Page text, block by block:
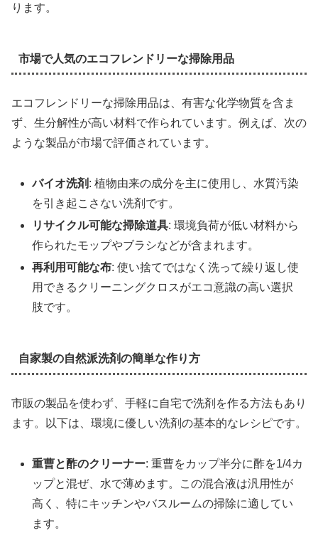
ります。
市場で人気のエコフレンドリーな掃除用品
エコフレンドリーな掃除用品は、有害な化学物質を含ま
ず、生分解性が高い材料で作られています。例えば、次の
ような製品が市場で評価されています。
バイオ洗剤 : 植物由来の成分を主に使用し、水質汚染
を引き起こさない洗剤です。
リサイクル可能な掃除道具: 環境負荷が低い材料から
作られたモップやブラシなどが含まれます。
再利用可能な布: 使い捨てではなく洗って繰り返し使
用できるクリーニングクロスがエコ意識の高い選択
肢です。
自家製の自然派洗剤の簡単な作り方
市販の製品を使わず、手軽に自宅で洗剤を作る方法もあり
ます。以下は、環境に優しい洗剤の基本的なレシピです。
重曹と酢のクリーナー: 重曹をカップ半分に酢を1/4カ
ップと混ぜ、水で薄めます。この混合液は汎用性が
高く、特にキッチンやバスルームの掃除に適してい
ます。